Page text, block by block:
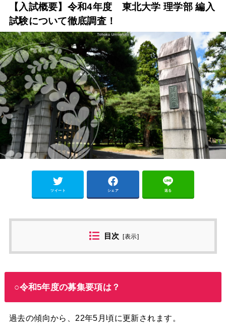
【入試概要】令和4年度 東北大学 理学部 編入
試験について徹底調査！
ツイート シェア 送る
目次 [表示]
○令和5年度の募集要項は？
過去の傾向から、22年5月頃に更新されます。